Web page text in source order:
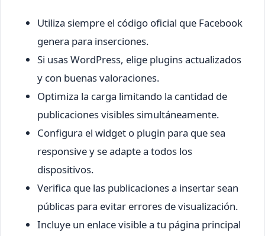
Utiliza siempre el código oficial que Facebook
genera para inserciones.
Si usas WordPress, elige plugins actualizados
y con buenas valoraciones.
Optimiza la carga limitando la cantidad de
publicaciones visibles simultáneamente.
Configura el widget o plugin para que sea
responsive y se adapte a todos los
dispositivos.
Verifica que las publicaciones a insertar sean
públicas para evitar errores de visualización.
Incluye un enlace visible a tu página principal